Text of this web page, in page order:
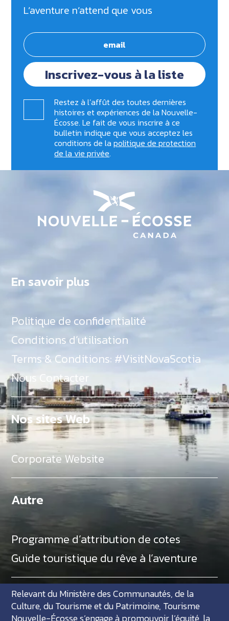
L’aventure n’attend que vous
Inscrivez-vous à la liste
Restez à l’affût des toutes dernières
histoires et expériences de la Nouvelle-
Écosse. Le fait de vous inscrire à ce
bulletin indique que vous acceptez les
conditions de lapolitique de protection
de la vie privée.
En savoir plus
Politique de confidentialité
Conditions d’utilisation
Terms & Conditions: #VisitNovaScotia
Nous Contacter
Nos sites Web
Corporate Website
Autre
Programme d’attribution de cotes
Guide touristique du rêve à l’aventure
Relevant du Ministère des Communautés, de la
Culture, du Tourisme et du Patrimoine, Tourisme
Nouvelle-Écosse s’engage à promouvoir l’équité, la